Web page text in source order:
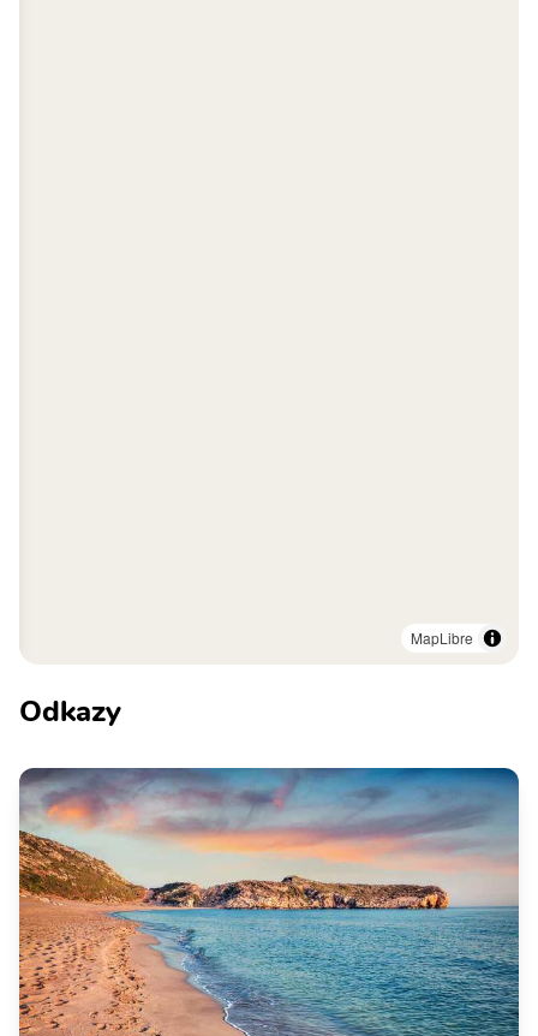
MapLibre
Odkazy